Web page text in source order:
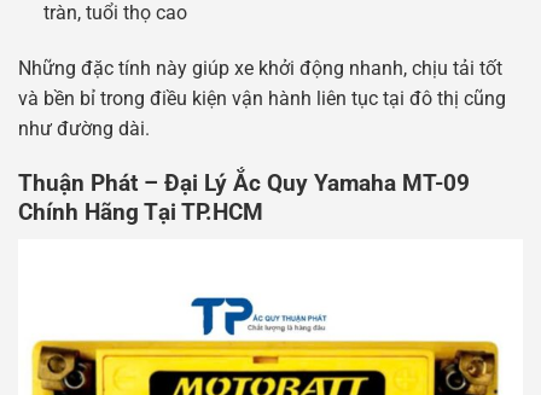
tràn, tuổi thọ cao
Những đặc tính này giúp xe khởi động nhanh, chịu tải tốt
và bền bỉ trong điều kiện vận hành liên tục tại đô thị cũng
như đường dài.
Thuận Phát – Đại Lý Ắc Quy Yamaha MT-09
Chính Hãng Tại TP.HCM